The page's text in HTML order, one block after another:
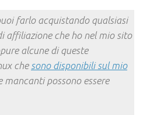
farlo acquistando qualsiasi
affiliazione che ho nel mio sito
alcune di queste
che sono disponibili sul mio
mancanti possono essere